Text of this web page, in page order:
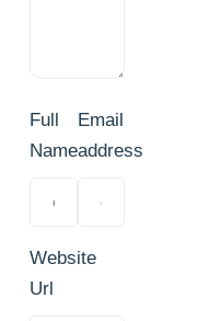
Full
Name
Email
address
Website
Url